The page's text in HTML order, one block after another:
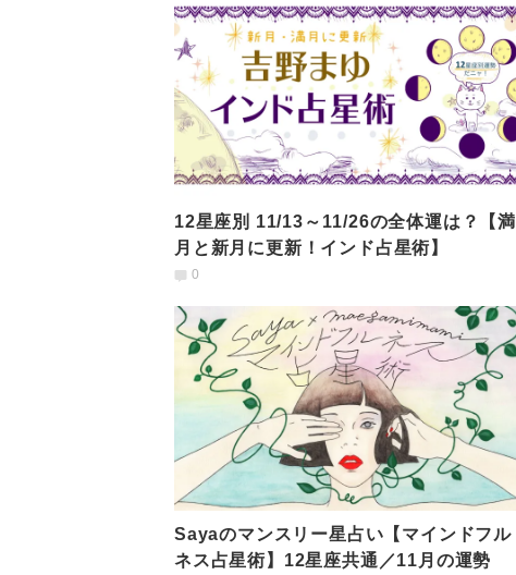
12星座別 11/13～11/26の全体運は？【満
月と新月に更新！インド占星術】
0
Sayaのマンスリー星占い【マインドフル
ネス占星術】12星座共通／11月の運勢